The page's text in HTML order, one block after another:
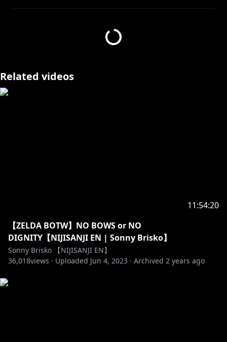
//---------------
https://streamlabs.com/sonnybriskonijisanjien/tip
https://www.youtube.com/channel/UCuuAb_72QzK0
General: #SonnyBrisko
Live: #SonnyLive
Art: #Briskart
NSFW: #FriskyBrisky
Related videos
11:54:20
【ZELDA BOTW】NO BOWS or NO
DIGNITY【NIJISANJI EN | Sonny Brisko】
Sonny Brisko 【NIJISANJI EN】
36,018views · Uploaded Jun 4, 2023 · Archived 2 years ago